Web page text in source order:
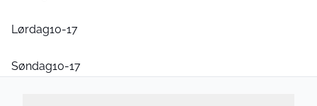
Lørdag10-17
Søndag10-17